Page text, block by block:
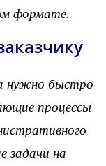
формате.
нужно быстро
процессы
задачи на